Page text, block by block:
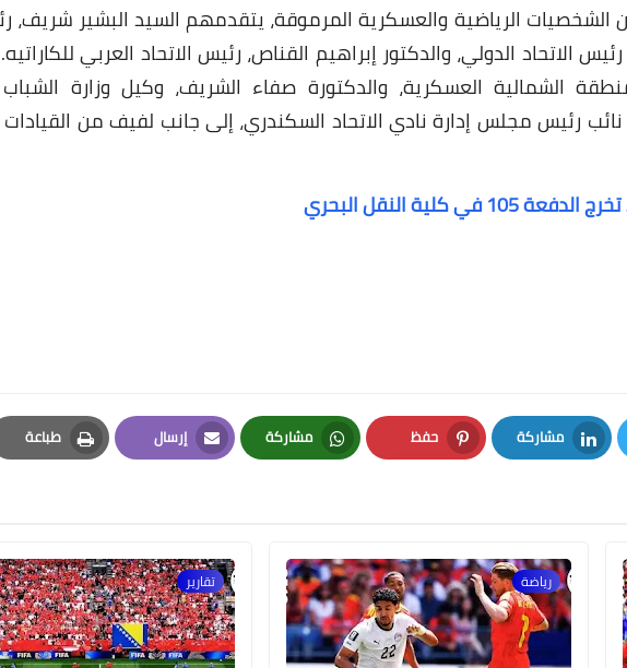
الشخصيات الرياضية والعسكرية المرموقة، يتقدمهم السيد البشير شريف،
الاتحاد الدولي، والدكتور إبراهيم القناص، رئيس الاتحاد العربي
الشمالية العسكرية، والدكتورة صفاء الشريف، وكيل وزارة
نائب رئيس مجلس إدارة نادي الاتحاد السكندري، إلى جانب لفيف من القيادات
كلية النقل البحري
مشاركة
LinkedIn
حفظ
Pinterest
مشاركة
Whatsapp
إرسال
Email
طباعة
Print
رياضة تقارير
02 يونيو 2026